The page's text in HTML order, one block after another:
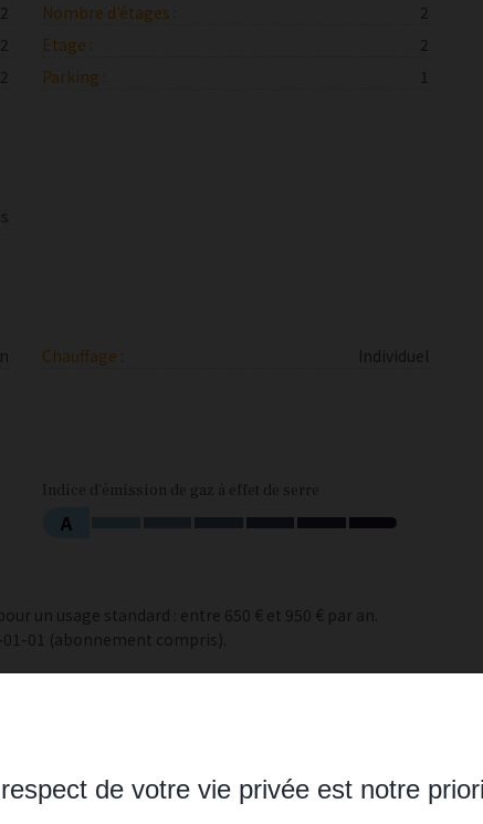
2
Nombre d'étages :
2
Etage :
2
Parking :
1
Chauffage : Individuel
Indice d'émission de gaz à effet de serre
A
un usage standard : entre 650 € et 950 € par an.
01 (abonnement compris).
de votre vie privée est notre